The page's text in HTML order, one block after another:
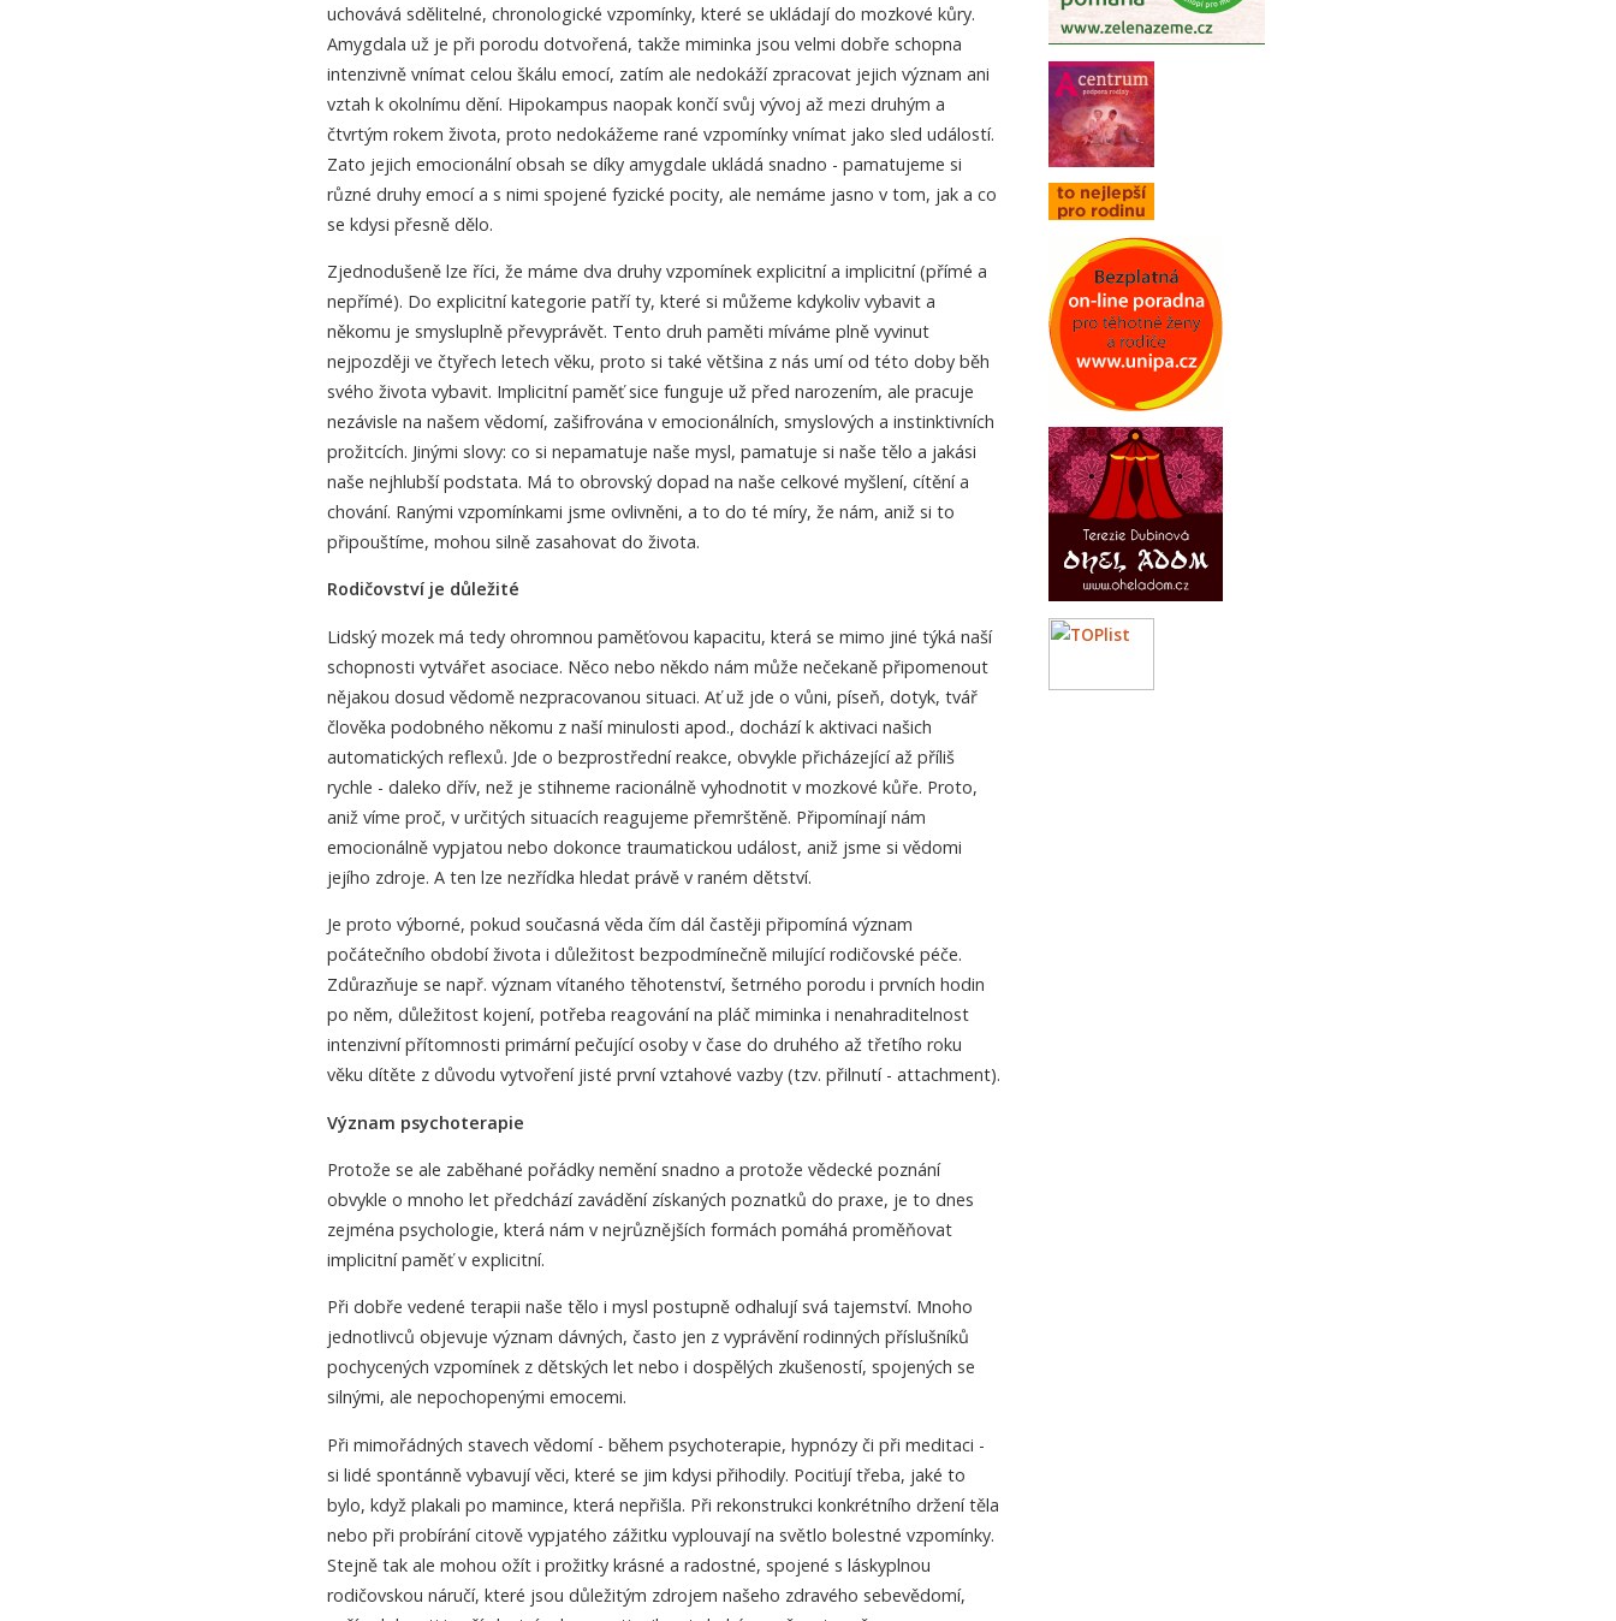
uchovává sdělitelné, chronologické vzpomínky, které se ukládají do mozkové kůry.
Amygdala už je při porodu dotvořená, takže miminka jsou velmi dobře schopna
intenzivně vnímat celou škálu emocí, zatím ale nedokáží zpracovat jejich význam ani
vztah k okolnímu dění. Hipokampus naopak končí svůj vývoj až mezi druhým a
čtvrtým rokem života, proto nedokážeme rané vzpomínky vnímat jako sled událostí.
Zato jejich emocionální obsah se díky amygdale ukládá snadno - pamatujeme si
různé druhy emocí a s nimi spojené fyzické pocity, ale nemáme jasno v tom, jak a co
se kdysi přesně dělo.
Zjednodušeně lze říci, že máme dva druhy vzpomínek explicitní a implicitní (přímé a
nepřímé). Do explicitní kategorie patří ty, které si můžeme kdykoliv vybavit a
někomu je smysluplně převyprávět. Tento druh paměti míváme plně vyvinut
nejpozději ve čtyřech letech věku, proto si také většina z nás umí od této doby běh
svého života vybavit. Implicitní paměť sice funguje už před narozením, ale pracuje
nezávisle na našem vědomí, zašifrována v emocionálních, smyslových a instinktivních
prožitcích. Jinými slovy: co si nepamatuje naše mysl, pamatuje si naše tělo a jakási
naše nejhlubší podstata. Má to obrovský dopad na naše celkové myšlení, cítění a
chování. Ranými vzpomínkami jsme ovlivněni, a to do té míry, že nám, aniž si to
připouštíme, mohou silně zasahovat do života.
Rodičovství je důležité
Lidský mozek má tedy ohromnou paměťovou kapacitu, která se mimo jiné týká naší
schopnosti vytvářet asociace. Něco nebo někdo nám může nečekaně připomenout
nějakou dosud vědomě nezpracovanou situaci. Ať už jde o vůni, píseň, dotyk, tvář
člověka podobného někomu z naší minulosti apod., dochází k aktivaci našich
automatických reflexů. Jde o bezprostřední reakce, obvykle přicházející až příliš
rychle - daleko dřív, než je stihneme racionálně vyhodnotit v mozkové kůře. Proto,
aniž víme proč, v určitých situacích reagujeme přemrštěně. Připomínají nám
emocionálně vypjatou nebo dokonce traumatickou událost, aniž jsme si vědomi
jejího zdroje. A ten lze nezřídka hledat právě v raném dětství.
Je proto výborné, pokud současná věda čím dál častěji připomíná význam
počátečního období života i důležitost bezpodmínečně milující rodičovské péče.
Zdůrazňuje se např. význam vítaného těhotenství, šetrného porodu i prvních hodin
po něm, důležitost kojení, potřeba reagování na pláč miminka i nenahraditelnost
intenzivní přítomnosti primární pečující osoby v čase do druhého až třetího roku
věku dítěte z důvodu vytvoření jisté první vztahové vazby (tzv. přilnutí - attachment).
Význam psychoterapie
Protože se ale zaběhané pořádky nemění snadno a protože vědecké poznání
obvykle o mnoho let předchází zavádění získaných poznatků do praxe, je to dnes
zejména psychologie, která nám v nejrůznějších formách pomáhá proměňovat
implicitní paměť v explicitní.
Při dobře vedené terapii naše tělo i mysl postupně odhalují svá tajemství. Mnoho
jednotlivců objevuje význam dávných, často jen z vyprávění rodinných příslušníků
pochycených vzpomínek z dětských let nebo i dospělých zkušeností, spojených se
silnými, ale nepochopenými emocemi.
Při mimořádných stavech vědomí - během psychoterapie, hypnózy či při meditaci -
si lidé spontánně vybavují věci, které se jim kdysi přihodily. Pociťují třeba, jaké to
bylo, když plakali po mamince, která nepřišla. Při rekonstrukci konkrétního držení těla
nebo při probírání citově vypjatého zážitku vyplouvají na světlo bolestné vzpomínky.
Stejně tak ale mohou ožít i prožitky krásné a radostné, spojené s láskyplnou
rodičovskou náručí, které jsou důležitým zdrojem našeho zdravého sebevědomí,